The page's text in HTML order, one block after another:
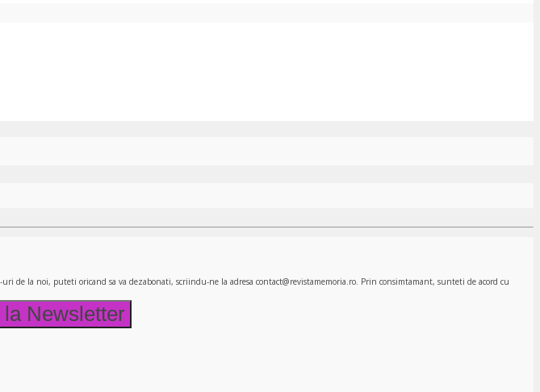
la noi, puteti oricand sa va dezabonati, scriindu-ne la adresa contact@revistamemoria.ro. Prin consimtamant, sunteti de acord cu